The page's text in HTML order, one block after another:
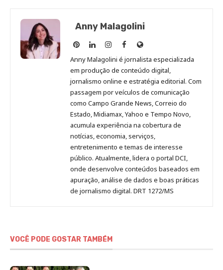
Anny Malagolini
Anny
Malagolini
no
Pinterest
Anny
Malagolini
no
LinkedIn
Anny
Malagolini
no
Instagram
Anny
Malagolini
no
Facebook
Site
de
Anny
Malagolini
Anny Malagolini é jornalista especializada
em produção de conteúdo digital,
jornalismo online e estratégia editorial. Com
passagem por veículos de comunicação
como Campo Grande News, Correio do
Estado, Midiamax, Yahoo e Tempo Novo,
acumula experiência na cobertura de
notícias, economia, serviços,
entretenimento e temas de interesse
público. Atualmente, lidera o portal DCI,
onde desenvolve conteúdos baseados em
apuração, análise de dados e boas práticas
de jornalismo digital. DRT 1272/MS
VOCÊ PODE GOSTAR TAMBÉM